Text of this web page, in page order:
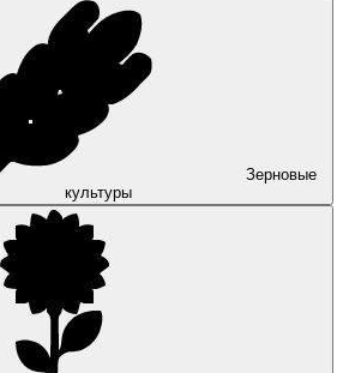
Зерновые
культуры